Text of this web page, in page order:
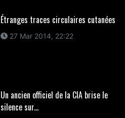
Étranges traces circulaires cutanées
27 Mar 2014, 22:22
Un ancien officiel de la CIA brise le
silence sur...